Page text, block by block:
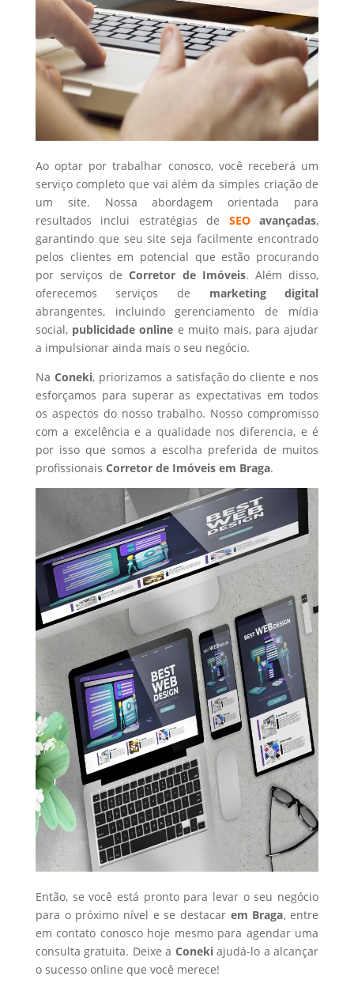
Ao optar por trabalhar conosco, você receberá um
serviço completo que vai além da simples criação de
um site. Nossa abordagem orientada para
resultados inclui estratégias de SEOavançadas,
garantindo que seu site seja facilmente encontrado
pelos clientes em potencial que estão procurando
por serviços deCorretor de Imóveis. Além disso,
oferecemos serviços de marketing digital
abrangentes, incluindo gerenciamento de mídia
social, publicidade online e muito mais, para ajudar
a impulsionar ainda mais o seu negócio.
Na Coneki, priorizamos a satisfação do cliente e nos
esforçamos para superar as expectativas em todos
os aspectos do nosso trabalho. Nosso compromisso
com a excelência e a qualidade nos diferencia, e é
por isso que somos a escolha preferida de muitos
profissionais Corretor de Imóveisem Braga.
Então, se você está pronto para levar o seu negócio
para o próximo nível e se destacar em Braga, entre
em contato conosco hoje mesmo para agendar uma
consulta gratuita. Deixe a Conekiajudá-lo a alcançar
o sucesso online que você merece!